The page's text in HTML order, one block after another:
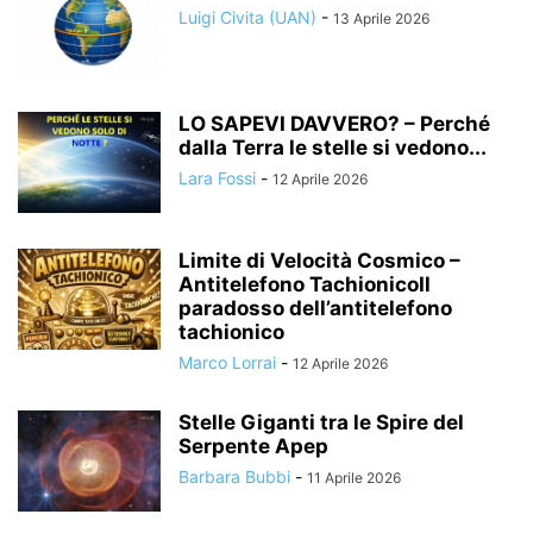
Luigi Civita (UAN) - 13 Aprile 2026
LO SAPEVI DAVVERO? – Perché
dalla Terra le stelle si vedono...
Lara Fossi - 12 Aprile 2026
Limite di Velocità Cosmico –
Antitelefono TachionicoIl
paradosso dell’antitelefono
tachionico
Marco Lorrai - 12 Aprile 2026
Stelle Giganti tra le Spire del
Serpente Apep
Barbara Bubbi - 11 Aprile 2026